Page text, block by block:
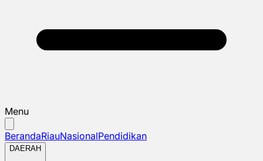
Menu
BerandaRiauNasionalPendidikan
DAERAH